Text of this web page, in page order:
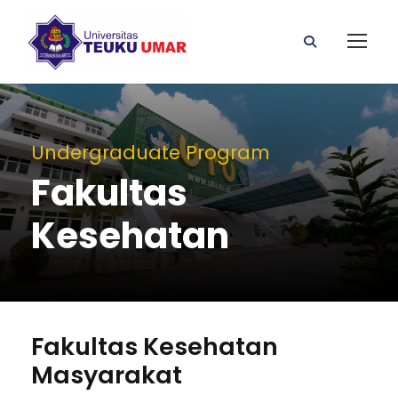
Undergraduate Program
Fakultas
Kesehatan
Fakultas Kesehatan
Masyarakat